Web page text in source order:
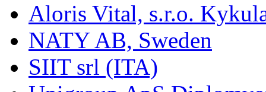
Aloris Vital, s.r.o.
NATY AB, Sweden
SIIT srl (ITA)